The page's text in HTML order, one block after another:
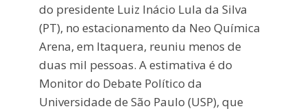
do presidente Luiz Inácio Lula da Silva
(PT), no estacionamento da Neo Química
Arena, em Itaquera, reuniu menos de
duas mil pessoas. A estimativa é do
Monitor do Debate Político da
Universidade de São Paulo (USP), que